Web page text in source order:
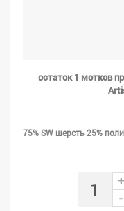
остаток 1 мотков
75% SW шерсть 25%
+
-